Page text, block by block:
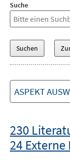
Suche
ASPEKT
230
24 Externe